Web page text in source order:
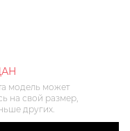
модель может
на свой размер,
других.